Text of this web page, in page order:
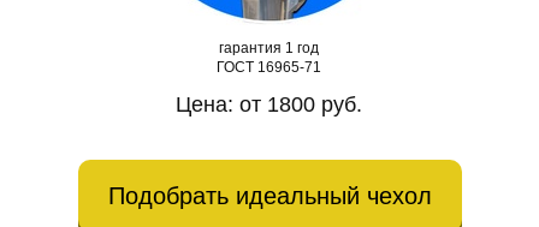
гарантия 1 год
ГОСТ 16965-71
Цена: от 1800 руб.
Подобрать идеальный чехол